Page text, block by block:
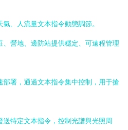
氣、人流量文本指令動態調節。
、營地、邊防站提供穩定、可遠程管理
部署，通過文本指令集中控制，用于搶
送特定文本指令，控制光譜與光照周